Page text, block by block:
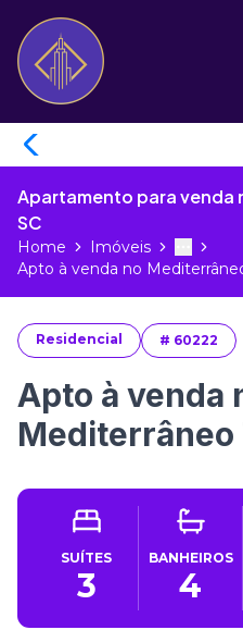
Apartamento para venda
SC
Home Imóveis More
Toggle
Apto à venda no Mediterrâneo
Residencial # 60222
Apto à venda
Mediterrâneo
SUÍTES
3
BANHEIROS
4